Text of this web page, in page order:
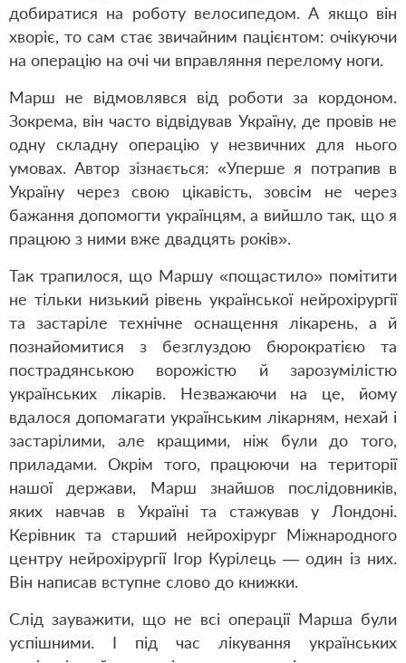
добиратися на роботу велосипедом. А якщо він
хворіє, то сам стає звичайним пацієнтом: очікуючи
на операцію на очі чи вправляння перелому ноги.
Марш не відмовлявся від роботи за кордоном.
Зокрема, він часто відвідував Україну, де провів не
одну складну операцію у незвичних для нього
умовах. Автор зізнається: «Уперше я потрапив в
Україну через свою цікавість, зовсім не через
бажання допомогти українцям, а вийшло так, що я
працюю з ними вже двадцять років».
Так трапилося, що Маршу «пощастило» помітити
не тільки низький рівень української нейрохірургії
та застаріле технічне оснащення лікарень, а й
познайомитися з безглуздою бюрократією та
пострадянською ворожістю й зарозумілістю
українських лікарів. Незважаючи на це, йому
вдалося допомагати українським лікарням, нехай і
застарілими, але кращими, ніж були до того,
приладами. Окрім того, працюючи на території
нашої держави, Марш знайшов послідовників,
яких навчав в Україні та стажував у Лондоні.
Керівник та старший нейрохірург Міжнародного
центру нейрохірургії Ігор Курілець — один із них.
Він написав вступне слово до книжки.
Слід зауважити, що не всі операції Марша були
успішними. І під час лікування українських